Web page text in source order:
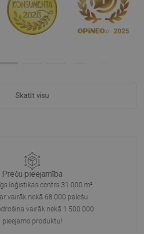
Skatīt visu
Preču pieejamība
loģistikas centrs 31 000 m²
vairāk nekā 68 000 palešu
vairāk nekā 1 500 000
pieejamo produktu!